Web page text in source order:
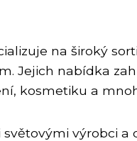
na široký
Jejich nabídka
kosmetiku a
výrobci